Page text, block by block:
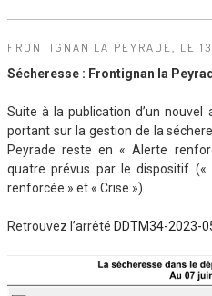
FRONTIGNAN LA PEYRADE, LE
Sécheresse : Frontignan la
Suite à la publication d’un
portant sur la gestion de la
Peyrade reste en « Alerte
quatre prévus par le dispositif («
renforcée » et « Crise »).
Retrouvez l’arrêté DDTM34-2023-